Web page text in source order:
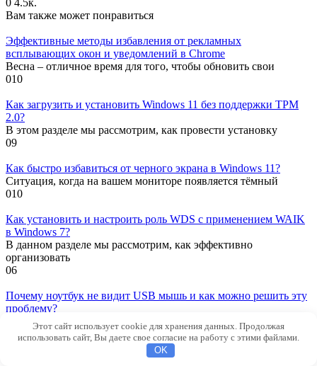
Вам также может понравиться
Эффективные методы избавления от рекламных
всплывающих окон и уведомлений в Chrome
Весна – отличное время для того, чтобы обновить свои
010
Как загрузить и установить Windows 11 без поддержки TPM
2.0?
В этом разделе мы рассмотрим, как провести установку
09
Как быстро избавиться от черного экрана в Windows 11?
Ситуация, когда на вашем мониторе появляется тёмный
010
Как установить и настроить роль WDS с применением WAIK
в Windows 7?
В данном разделе мы рассмотрим, как эффективно
организовать
06
Почему ноутбук не видит USB мышь и как можно решить эту
проблему?
Случается, что подключаемая мышка не работает, и это
Как запустить Windows 11 в безопасном режиме?
Этот сайт использует cookie для хранения данных. Продолжая
использовать сайт, Вы даете свое согласие на работу с этими файлами.
OK